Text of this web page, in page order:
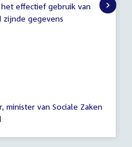
het effectief gebruik van
gegevens
minister van Sociale Zaken